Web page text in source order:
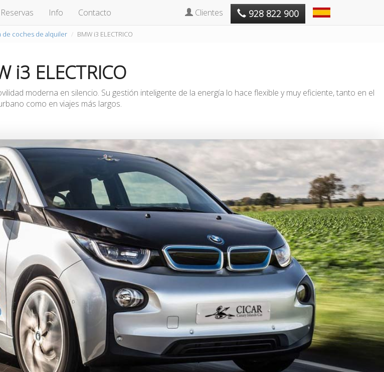
Reservas Info Contacto Clientes 928 822 900
de coches de alquiler BMW i3 ELECTRICO
i3 ELECTRICO
moderna en silencio. Su gestión inteligente de la energía lo hace flexible y muy eficiente, tanto en el
como en viajes más largos.